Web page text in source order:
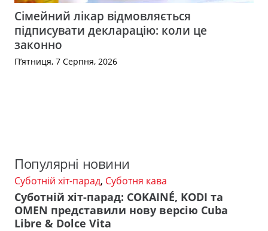
Сімейний лікар відмовляється
підписувати декларацію: коли це
законно
П’ятниця, 7 Серпня, 2026
Популярні новини
Суботній хіт-парад, Суботня кава
Суботній хіт-парад: COKAINÉ, KODI та
OMEN представили нову версію Cuba
Libre & Dolce Vita